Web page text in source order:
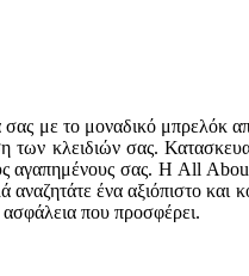
σας με το μοναδικό
κλειδιών σας.
αγαπημένους σας. Η All
αναζητάτε ένα αξιόπιστο
ασφάλεια που προσφέρει.